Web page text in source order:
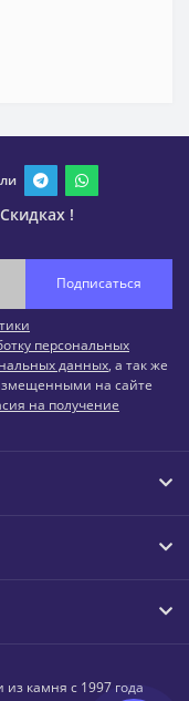
!
Подписаться
персональных
данных, а так же
на сайте
на получение
камня с 1997 года